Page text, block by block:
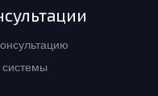
системы